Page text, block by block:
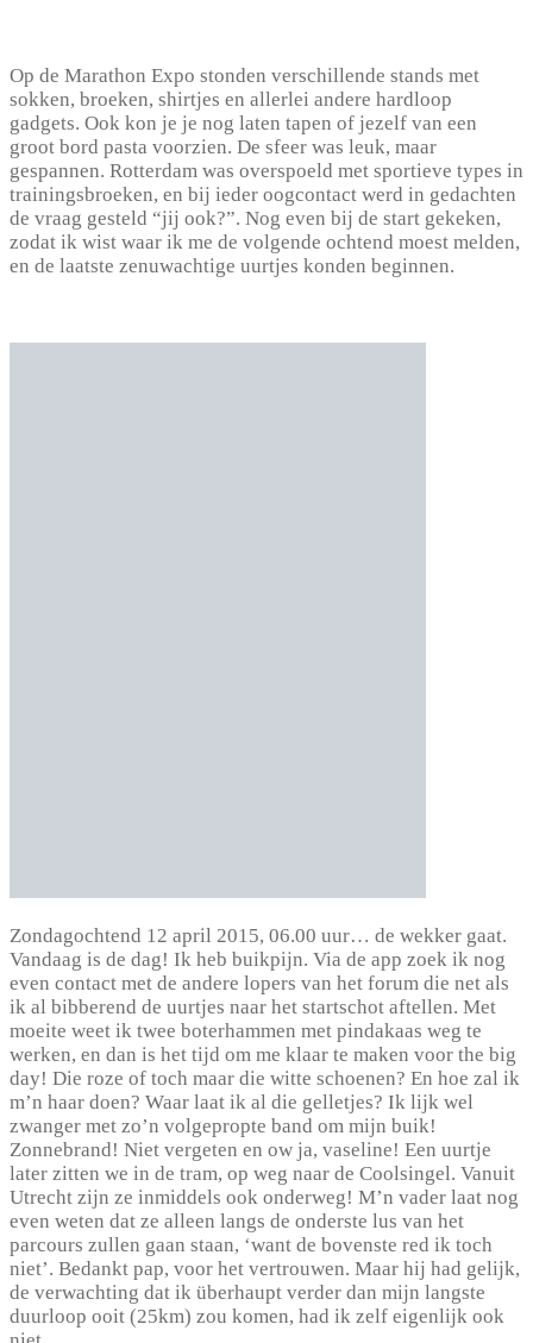
Op de Marathon Expo stonden verschillende stands met
sokken, broeken, shirtjes en allerlei andere hardloop
gadgets. Ook kon je je nog laten tapen of jezelf van een
groot bord pasta voorzien. De sfeer was leuk, maar
gespannen. Rotterdam was overspoeld met sportieve types in
trainingsbroeken, en bij ieder oogcontact werd in gedachten
de vraag gesteld “jij ook?”. Nog even bij de start gekeken,
zodat ik wist waar ik me de volgende ochtend moest melden,
en de laatste zenuwachtige uurtjes konden beginnen.
Zondagochtend 12 april 2015, 06.00 uur… de wekker gaat.
Vandaag is de dag! Ik heb buikpijn. Via de app zoek ik nog
even contact met de andere lopers van het forum die net als
ik al bibberend de uurtjes naar het startschot aftellen. Met
moeite weet ik twee boterhammen met pindakaas weg te
werken, en dan is het tijd om me klaar te maken voor the big
day! Die roze of toch maar die witte schoenen? En hoe zal ik
m’n haar doen? Waar laat ik al die gelletjes? Ik lijk wel
zwanger met zo’n volgepropte band om mijn buik!
Zonnebrand! Niet vergeten en ow ja, vaseline! Een uurtje
later zitten we in de tram, op weg naar de Coolsingel. Vanuit
Utrecht zijn ze inmiddels ook onderweg! M’n vader laat nog
even weten dat ze alleen langs de onderste lus van het
parcours zullen gaan staan, ‘want de bovenste red ik toch
niet’. Bedankt pap, voor het vertrouwen. Maar hij had gelijk,
de verwachting dat ik überhaupt verder dan mijn langste
duurloop ooit (25km) zou komen, had ik zelf eigenlijk ook